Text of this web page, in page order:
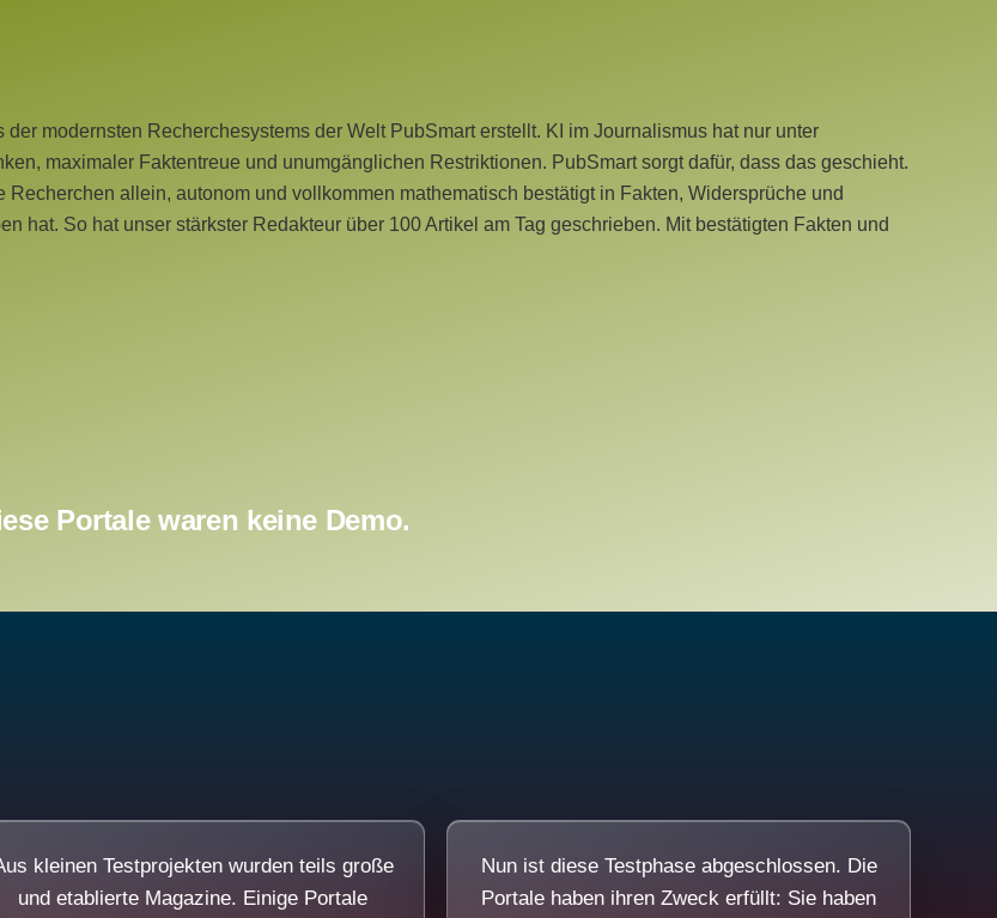
modernsten Recherchesystems der Welt PubSmart erstellt. KI im Journalismus hat nur unter
maximaler Faktentreue und unumgänglichen Restriktionen. PubSmart sorgt dafür, dass das geschieht.
allein, autonom und vollkommen mathematisch bestätigt in Fakten, Widersprüche und
hat. So hat unser stärkster Redakteur über 100 Artikel am Tag geschrieben. Mit bestätigten Fakten und
Portale waren keine Demo.
kleinen Testprojekten wurden teils große
und etablierte Magazine. Einige Portale
Nun ist diese Testphase abgeschlossen. Die
Portale haben ihren Zweck erfüllt: Sie haben